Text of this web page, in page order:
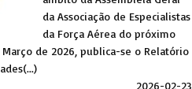
da Associação de Especialistas
da Força Aérea do próximo
Março de 2026, publica-se o Relatório
2026-02-23